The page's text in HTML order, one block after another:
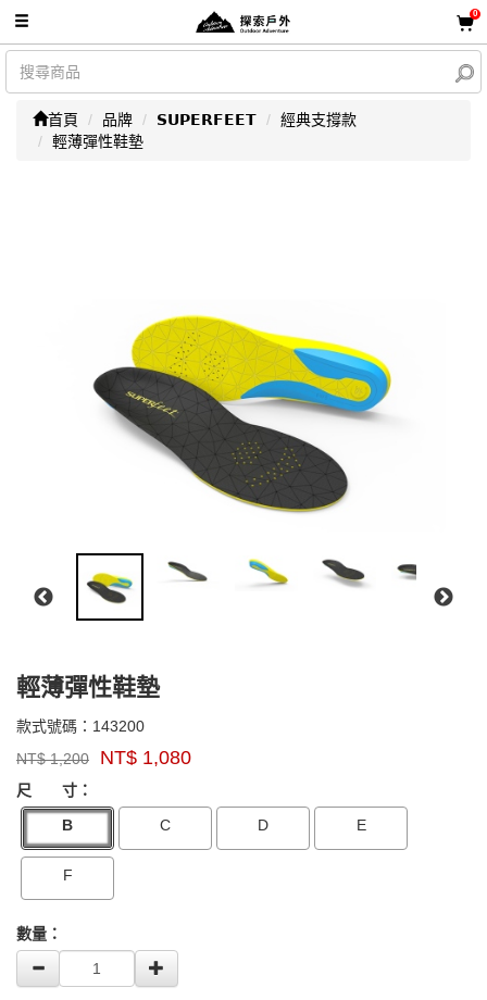
0
首頁 品牌 𝗦𝗨𝗣𝗘𝗥𝗙𝗘𝗘𝗧
經典支撐款
輕薄彈性鞋墊
輕薄彈性鞋墊
款式號碼： 143200143200
牌：
SUPERfeet
NT$1,200 NT$ 1,080
GOODS000000000000000003457
尺 寸：
B
C D E
F
數量：